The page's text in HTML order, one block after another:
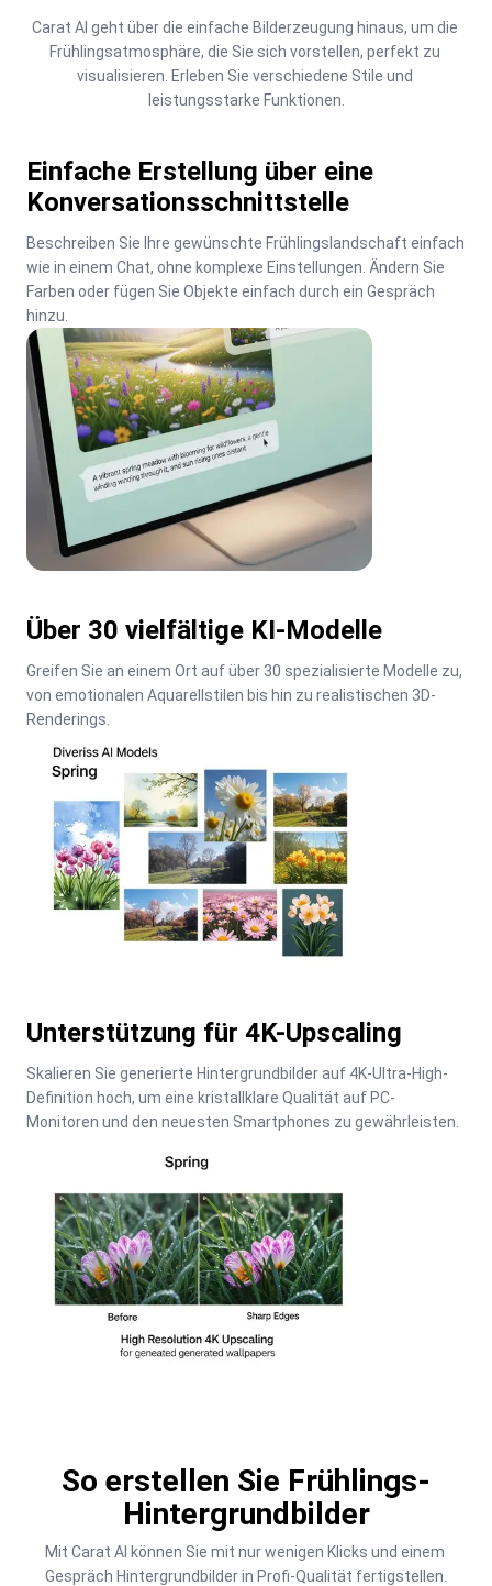
Carat AI geht über die einfache Bilderzeugung hinaus, um die
Frühlingsatmosphäre, die Sie sich vorstellen, perfekt zu
visualisieren. Erleben Sie verschiedene Stile und
leistungsstarke Funktionen.
Einfache Erstellung über eine
Konversationsschnittstelle
Beschreiben Sie Ihre gewünschte Frühlingslandschaft einfach
wie in einem Chat, ohne komplexe Einstellungen. Ändern Sie
Farben oder fügen Sie Objekte einfach durch ein Gespräch
hinzu.
Über 30 vielfältige KI-Modelle
Greifen Sie an einem Ort auf über 30 spezialisierte Modelle zu,
von emotionalen Aquarellstilen bis hin zu realistischen 3D-
Renderings.
Unterstützung für 4K-Upscaling
Skalieren Sie generierte Hintergrundbilder auf 4K-Ultra-High-
Definition hoch, um eine kristallklare Qualität auf PC-
Monitoren und den neuesten Smartphones zu gewährleisten.
So erstellen Sie Frühlings-
Hintergrundbilder
Mit Carat AI können Sie mit nur wenigen Klicks und einem
Gespräch Hintergrundbilder in Profi-Qualität fertigstellen.